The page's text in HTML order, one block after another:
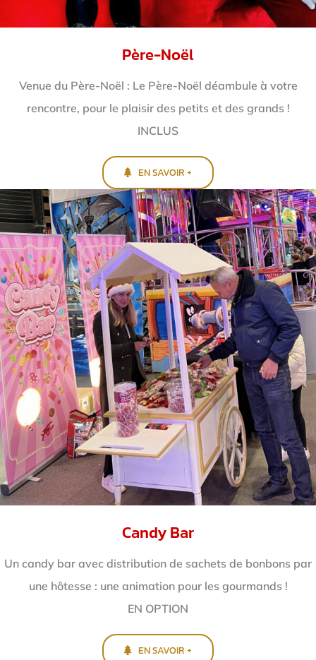
Père-Noël
Venue du Père-Noël : Le Père-Noël déambule à votre
rencontre, pour le plaisir des petits et des grands !
INCLUS
EN SAVOIR +
Candy Bar
Un candy bar avec distribution de sachets de bonbons par
une hôtesse : une animation pour les gourmands !
EN OPTION
EN SAVOIR +